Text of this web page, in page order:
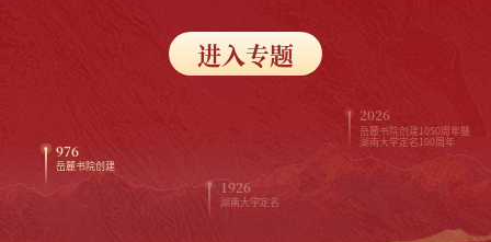
进入专题
976
岳麓书院创建
1926
湖南大学定名
2026
岳麓书院创建1050周年暨
湖南大学定名100周年